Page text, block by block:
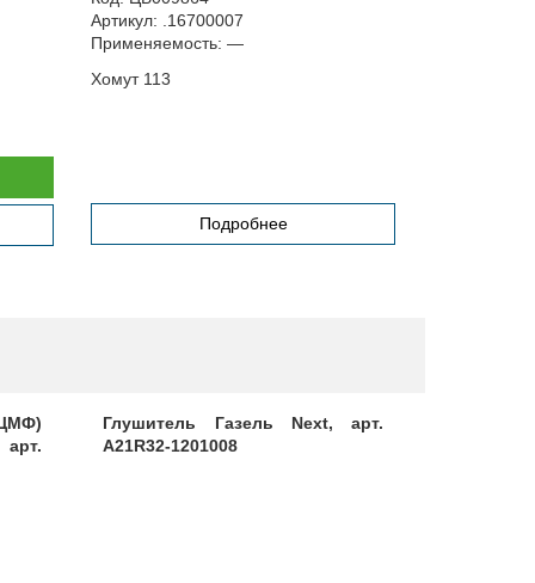
Артикул:
.16700007
Применяемость: —
Хомут 113
Подробнее
Глушитель Газель Next, арт.
A21R32-1201008